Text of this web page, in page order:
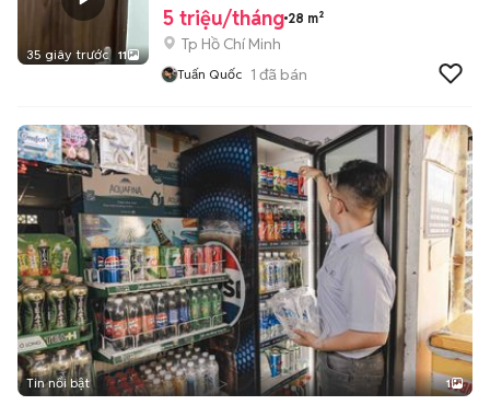
35 giây trước 11
5 triệu/tháng 28 m²
Tp Hồ Chí Minh
Tuấn Quốc 1 đã bán
Tin nổi bật 1